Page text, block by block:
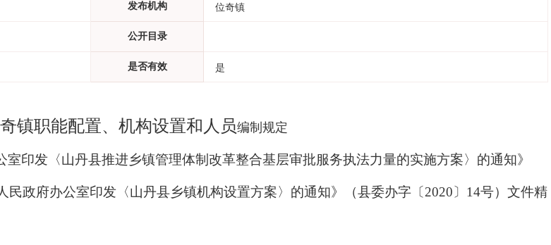
发布机构 位奇镇
公开目录
是否有效 是
镇职能配置、机构设置和人员编制规定
印发〈山丹县推进乡镇管理体制改革整合基层审批服务执法力量的实施方案〉的通知》
民政府办公室印发〈山丹县乡镇机构设置方案〉的通知》（县委办字〔2020〕14号）文件精